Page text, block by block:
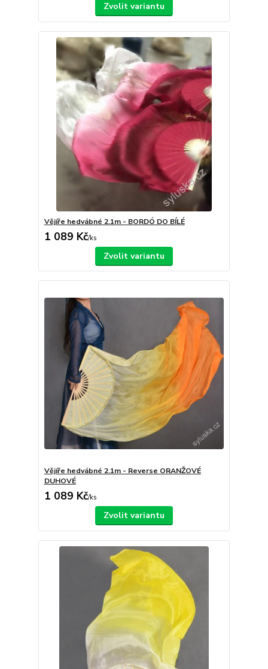
Zvolit variantu
Vějíře hedvábné 2.1m - BORDÓ DO BÍLÉ
1 089 Kč/ks
Zvolit variantu
Vějíře hedvábné 2.1m - Reverse ORANŽOVÉ
DUHOVÉ
1 089 Kč/ks
Zvolit variantu